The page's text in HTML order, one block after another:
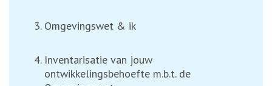
Omgevingswet & ik
Inventarisatie van jouw
ontwikkelingsbehoefte m.b.t. de